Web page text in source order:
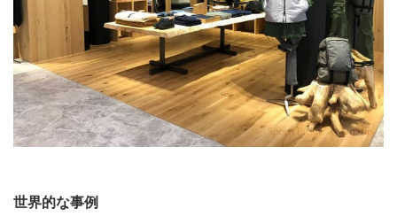
世界的な事例